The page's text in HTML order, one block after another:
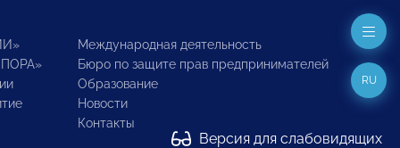
Международная деятельность
Бюро по защите прав предпринимателей
Образование
Новости
Контакты
Версия для слабовидящих
RU